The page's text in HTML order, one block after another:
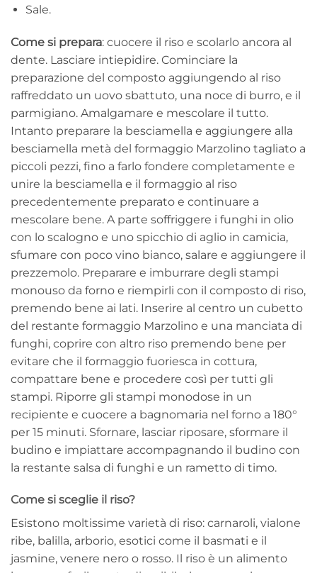
Sale.
Come si prepara: cuocere il riso e scolarlo ancora al
dente. Lasciare intiepidire. Cominciare la
preparazione del composto aggiungendo al riso
raffreddato un uovo sbattuto, una noce di burro, e il
parmigiano. Amalgamare e mescolare il tutto.
Intanto preparare la besciamella e aggiungere alla
besciamella metà del formaggio Marzolino tagliato a
piccoli pezzi, fino a farlo fondere completamente e
unire la besciamella e il formaggio al riso
precedentemente preparato e continuare a
mescolare bene. A parte soffriggere i funghi in olio
con lo scalogno e uno spicchio di aglio in camicia,
sfumare con poco vino bianco, salare e aggiungere il
prezzemolo. Preparare e imburrare degli stampi
monouso da forno e riempirli con il composto di riso,
premendo bene ai lati. Inserire al centro un cubetto
del restante formaggio Marzolino e una manciata di
funghi, coprire con altro riso premendo bene per
evitare che il formaggio fuoriesca in cottura,
compattare bene e procedere così per tutti gli
stampi. Riporre gli stampi monodose in un
recipiente e cuocere a bagnomaria nel forno a 180°
per 15 minuti. Sfornare, lasciar riposare, sformare il
budino e impiattare accompagnando il budino con
la restante salsa di funghi e un rametto di timo.
Come si sceglie il riso?
Esistono moltissime varietà di riso: carnaroli, vialone
ribe, balilla, arborio, esotici come il basmati e il
jasmine, venere nero o rosso. Il riso è un alimento